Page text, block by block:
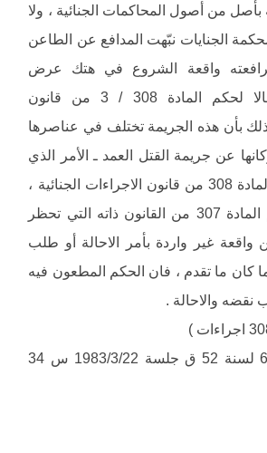
بأصل من أصول المحاكمات الجنائية ، ولا
الجنايات نبّهت المدافع عن الطاعن
واقعة الشروع في هتك عرض
المجني عليها اعمالا لحكم المادة 308 / 3 من قانون
ذلك بأن هذه الجريمة تختلف في عناصرها
عن جريمة القتل العمد ـ الأمر الذي
يخرجها عن نطاق المادة 308 من قانون الاجراءات الجنائية ،
وينطبق عليها حكم المادة 307 من القانون ذاته التي تحظر
واقعة غير واردة بأمر الاحالة أو طلب
كان ما تقدم ، فان الحكم المطعون فيه
نقضه والاحالة .
( الطعن رقم 6016 لسنة 52 ق جلسة 1983/3/22 س 34